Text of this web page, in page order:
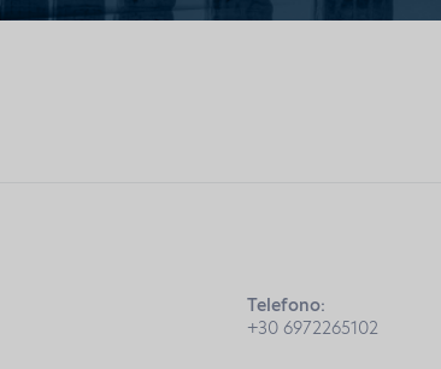
Telefono:
+30 6972265102